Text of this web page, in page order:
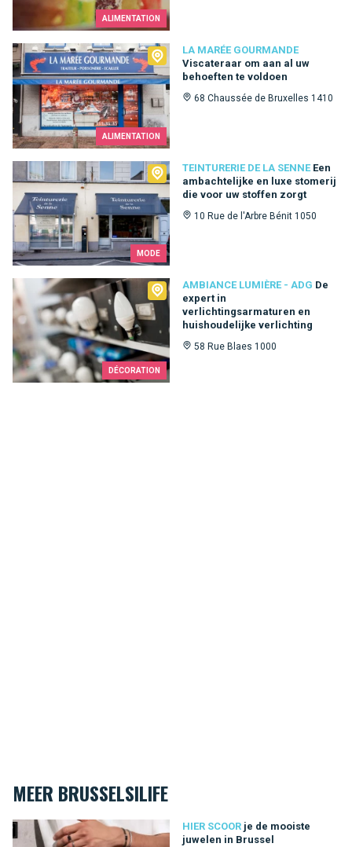
ALIMENTATION
ALIMENTATION
LA MARÉE GOURMANDE
Viscateraar om aan al uw
behoeften te voldoen
68 Chaussée de Bruxelles 1410
La Marée Gourmande
MODE
TEINTURERIE DE LA SENNE Een
ambachtelijke en luxe stomerij
die voor uw stoffen zorgt
10 Rue de l'Arbre Bénit 1050
Teinturerie de la Senne
DÉCORATION
AMBIANCE LUMIÈRE - ADG De
expert in
verlichtingsarmaturen en
huishoudelijke verlichting
58 Rue Blaes 1000
Ambiance Lumière - ADG
MEER BRUSSELSILIFE
HIER SCOOR je de mooiste
juwelen in Brussel
je de mooiste juwelen in Brussel